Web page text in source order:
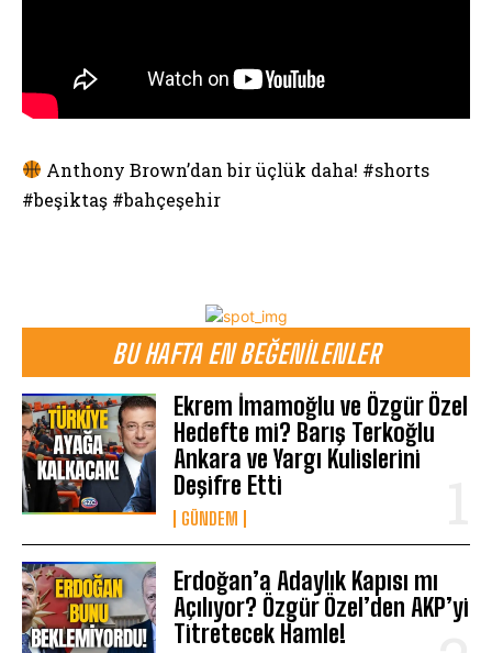
BU HAFTA EN BEĞENILENLER
Ekrem İmamoğlu ve Özgür Özel
Hedefte mi? Barış Terkoğlu
Ankara ve Yargı Kulislerini
Deşifre Etti
GÜNDEM
Erdoğan’a Adaylık Kapısı mı
Açılıyor? Özgür Özel’den AKP’yi
Titretecek Hamle!
Anthony Brown’dan bir üçlük daha! #shorts
#beşiktaş #bahçeşehir